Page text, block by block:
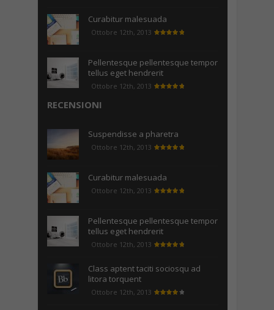
Curabitur malesuada
Ottobre 12th, 2013
Pellentesque pellentesque tempor
tellus eget hendrerit
Ottobre 12th, 2013
RECENSIONI
Suspendisse a pharetra
Ottobre 12th, 2013
Curabitur malesuada
Ottobre 12th, 2013
Pellentesque pellentesque tempor
tellus eget hendrerit
Ottobre 12th, 2013
Class aptent taciti sociosqu ad
litora torquent
Ottobre 12th, 2013